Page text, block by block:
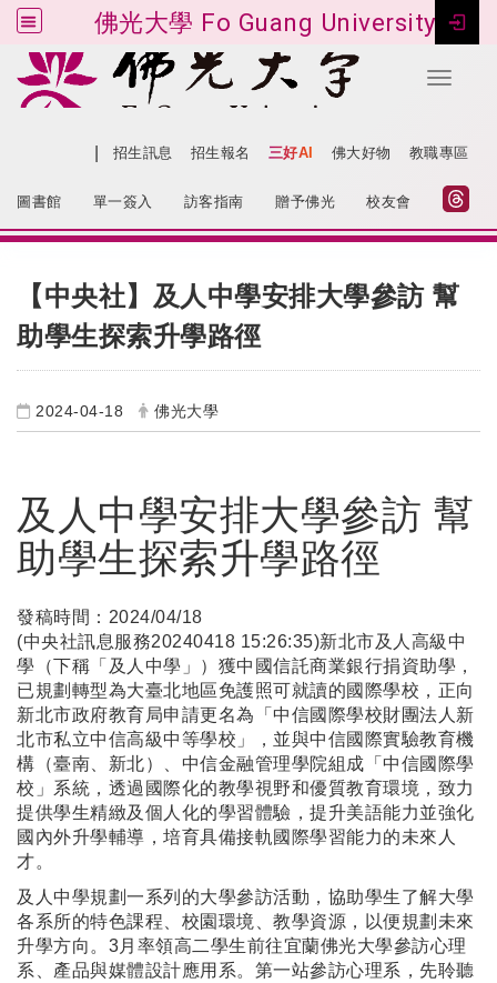
佛光大學 Fo Guang University
Toggle
跳到主要內容
招生訊息 招生報名 三好AI 佛大好物 教職專區
圖書館 單一簽入 訪客指南 贈予佛光 校友會
【中央社】及人中學安排大學參訪 幫
助學生探索升學路徑
2024-04-18 佛光大學
及人中學安排大學參訪 幫
助學生探索升學路徑
發稿時間：2024/04/18
(中央社訊息服務20240418 15:26:35)新北市及人高級中
學（下稱「及人中學」）獲中國信託商業銀行捐資助學，
已規劃轉型為大臺北地區免護照可就讀的國際學校，正向
新北市政府教育局申請更名為「中信國際學校財團法人新
北市私立中信高級中等學校」，並與中信國際實驗教育機
構（臺南、新北）、中信金融管理學院組成「中信國際學
校」系統，透過國際化的教學視野和優質教育環境，致力
提供學生精緻及個人化的學習體驗，提升美語能力並強化
國內外升學輔導，培育具備接軌國際學習能力的未來人
才。
及人中學規劃一系列的大學參訪活動，協助學生了解大學
各系所的特色課程、校園環境、教學資源，以便規劃未來
升學方向。3月率領高二學生前往宜蘭佛光大學參訪心理
系、產品與媒體設計應用系。第一站參訪心理系，先聆聽